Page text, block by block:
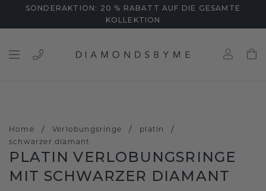
SONDERAKTION: 20 % RABATT AUF DIE GESAMTE
KOLLEKTION
Home / Verlobungsringe / platin /
schwarzer diamant
PLATIN VERLOBUNGSRINGE
MIT SCHWARZER DIAMANT